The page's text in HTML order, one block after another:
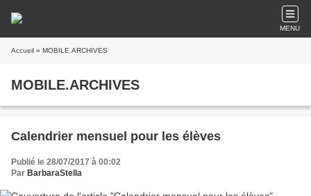
MENU
Accueil » MOBILE.ARCHIVES
MOBILE.ARCHIVES
Calendrier mensuel pour les élèves
Publié le 28/07/2017 à 00:02
Par BarbaraStella